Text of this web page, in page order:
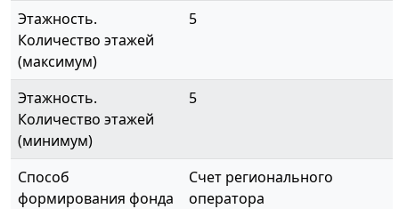
Этажность.
Количество этажей
(максимум)
5
Этажность.
Количество этажей
(минимум)
5
Способ
формирования фонда
Счет регионального
оператора